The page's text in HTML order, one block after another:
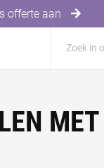
offerte aan